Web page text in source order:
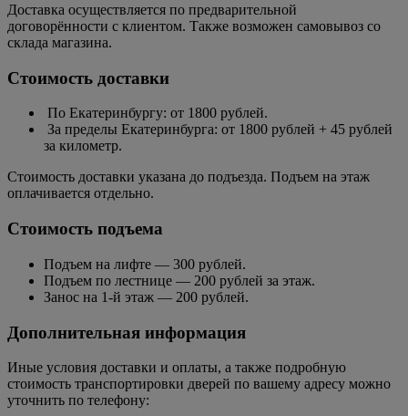
Доставка осуществляется по предварительной
договорённости с клиентом. Также возможен самовывоз со
склада магазина.
Стоимость доставки
По Екатеринбургу: от 1800 рублей.
За пределы Екатеринбурга: от 1800 рублей + 45 рублей
за километр.
Стоимость доставки указана до подъезда. Подъем на этаж
оплачивается отдельно.
Стоимость подъема
Подъем на лифте — 300 рублей.
Подъем по лестнице — 200 рублей за этаж.
Занос на 1-й этаж — 200 рублей.
Дополнительная информация
Иные условия доставки и оплаты, а также подробную
стоимость транспортировки дверей по вашему адресу можно
уточнить по телефону: